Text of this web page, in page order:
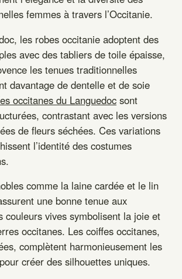
femmes à travers l’Occitanie.
les robes occitanie adoptent des
avec des tabliers de toile épaisse,
les tenues traditionnelles
davantage de dentelle et de soie
occitanes du Languedoc sont
contrastant avec les versions
de fleurs séchées. Ces variations
l’identité des costumes
comme la laine cardée et le lin
une bonne tenue aux
couleurs vives symbolisent la joie et
occitanes. Les coiffes occitanes,
complètent harmonieusement les
créer des silhouettes uniques.